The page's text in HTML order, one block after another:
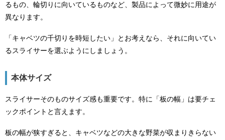
るもの、輪切りに向いているものなど、製品によって微妙に用途が
異なります。
「キャベツの千切りを時短したい」とお考えなら、それに向いてい
るスライサーを選ぶようにしましょう。
本体サイズ
スライサーそのものサイズ感も重要です。特に「板の幅」は要チェ
ックポイントと言えます。
板の幅が狭すぎると、キャベツなどの大きな野菜が収まりきらない